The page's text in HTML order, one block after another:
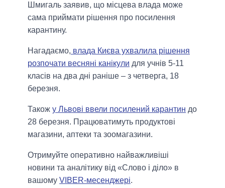
Шмигаль заявив, що місцева влада може
сама приймати рішення про посилення
карантину.
Нагадаємо, влада Києва ухвалила рішення
розпочати весняні канікули для учнів 5-11
класів на два дні раніше – з четверга, 18
березня.
Також у Львові ввели посилений карантин до
28 березня. Працюватимуть продуктові
магазини, аптеки та зоомагазини.
Отримуйте оперативно найважливіші
новини та аналітику від «Слово і діло» в
вашому VIBER-месенджері.